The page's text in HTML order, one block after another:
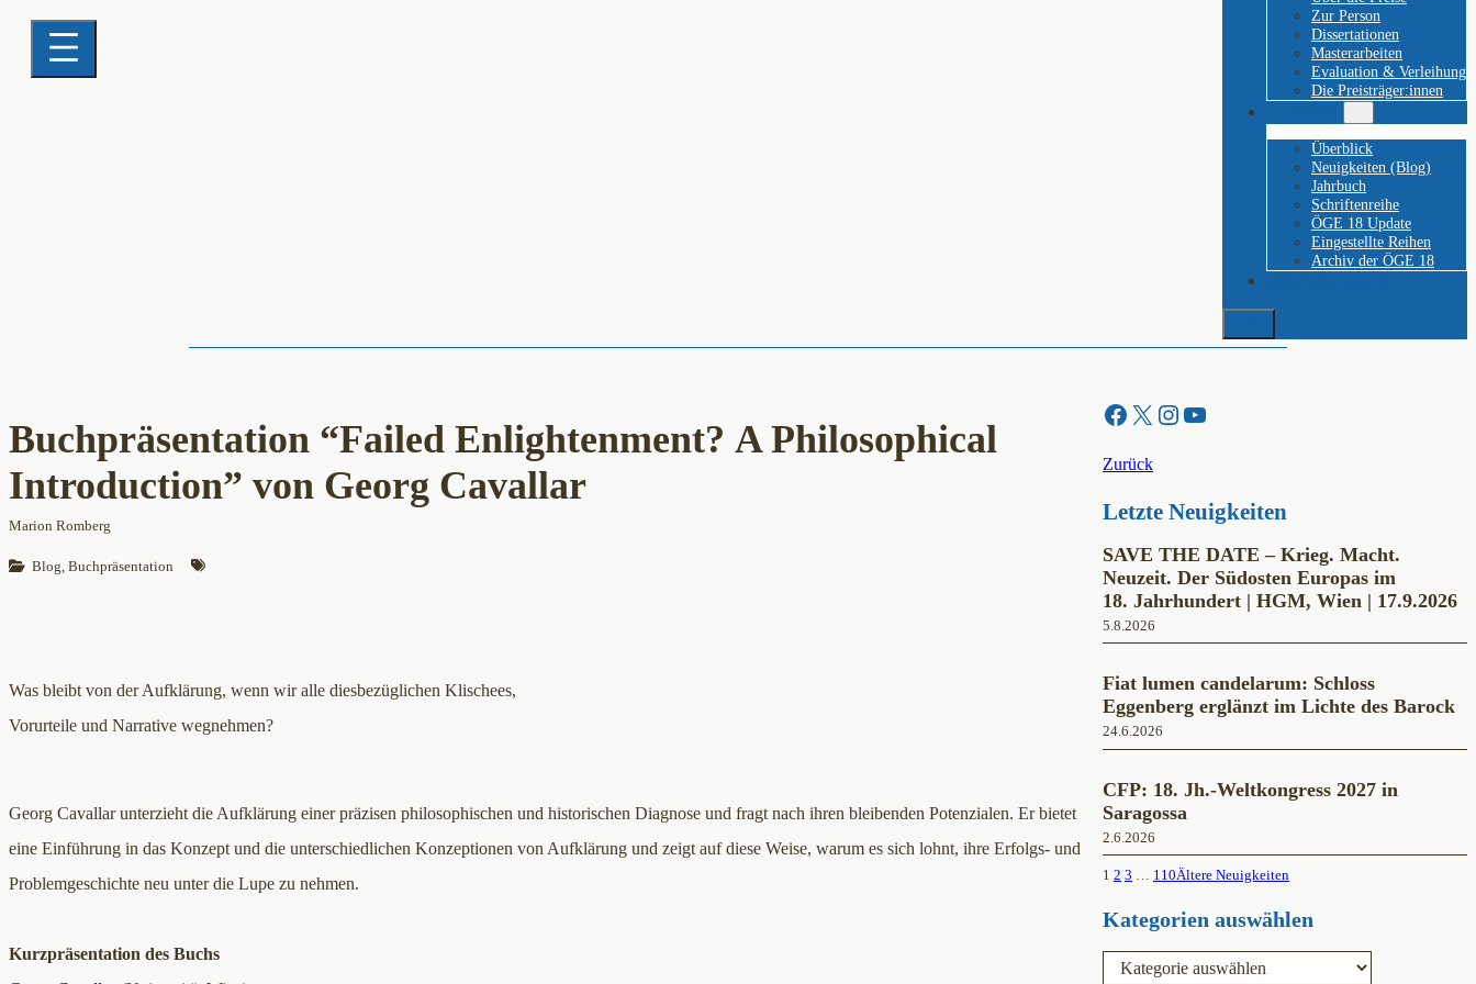
Zur Person
Dissertationen
Masterarbeiten
Evaluation & Verleihung
Die Preisträger:innen
Überblick
Neuigkeiten (Blog)
Jahrbuch
Schriftenreihe
ÖGE 18 Update
Eingestellte Reihen
Archiv der ÖGE 18
Suchen
Buchpräsentation “Failed Enlightenment? A Philosophical
Introduction” von Georg Cavallar
Marion Romberg
Blog, Buchpräsentation
Was bleibt von der Aufklärung, wenn wir alle diesbezüglichen Klischees,
Vorurteile und Narrative wegnehmen?
Georg Cavallar unterzieht die Aufklärung einer präzisen philosophischen und historischen Diagnose und fragt nach ihren bleibenden Potenzialen. Er bietet
eine Einführung in das Konzept und die unterschiedlichen Konzeptionen von Aufklärung und zeigt auf diese Weise, warum es sich lohnt, ihre Erfolgs- und
Problemgeschichte neu unter die Lupe zu nehmen.
Kurzpräsentation des Buchs
Facebook X Instagram YouTube
Zurück
Letzte Neuigkeiten
SAVE THE DATE – Krieg. Macht.
Neuzeit. Der Südosten Europas im
18. Jahrhundert | HGM, Wien | 17.9.2026
5.8.2026
Fiat lumen candelarum: Schloss
Eggenberg erglänzt im Lichte des Barock
24.6.2026
CFP: 18. Jh.-Weltkongress 2027 in
Saragossa
2.6.2026
1 2 3 110Ältere Neuigkeiten
Kategorien auswählen